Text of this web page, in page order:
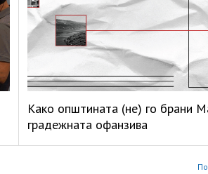
Како општината (не) го брани
градежната офанзива